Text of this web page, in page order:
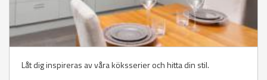
Låt dig inspireras av våra köksserier och hitta din stil.